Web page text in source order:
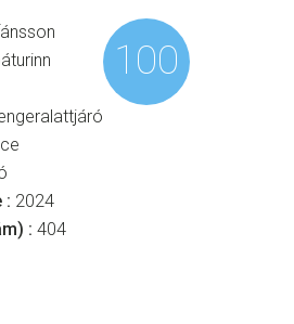
: 2024
: 404
100